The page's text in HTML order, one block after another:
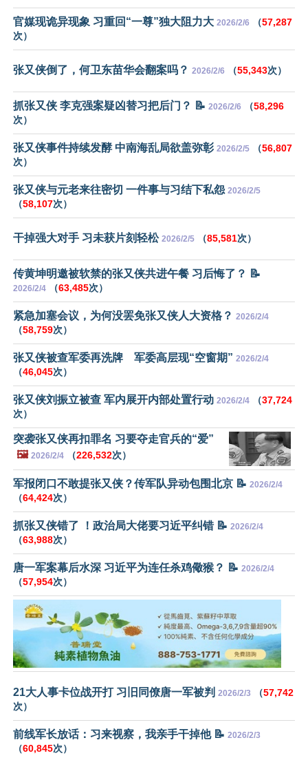
官媒现诡异现象 习重回“一尊”独大阻力大 2026/2/6 （57,287
次）
张又侠倒了，何卫东苗华会翻案吗？ 2026/2/6 （55,343次）
抓张又侠 李克强案疑凶替习把后门？ 📝 2026/2/6 （58,296
次）
张又侠事件持续发酵 中南海乱局欲盖弥彰 2026/2/5 （56,807
次）
张又侠与元老来往密切 一件事与习结下私怨 2026/2/5
（58,107次）
干掉强大对手 习未获片刻轻松 2026/2/5 （85,581次）
传黄坤明邀被软禁的张又侠共进午餐 习后悔了？ 📝
2026/2/4 （63,485次）
紧急加塞会议，为何没罢免张又侠人大资格？ 2026/2/4
（58,759次）
张又侠被查军委再洗牌 军委高层现“空窗期” 2026/2/4
（46,045次）
张又侠刘振立被查 军内展开内部处置行动 2026/2/4 （37,724
次）
突袭张又侠再扣罪名 习要夺走官兵的“爱”
🖼️ 2026/2/4 （226,532次）
军报闭口不敢提张又侠？传军队异动包围北京 📝 2026/2/4
（64,424次）
抓张又侠错了 ！政治局大佬要习近平纠错 📝 2026/2/4
（63,988次）
唐一军案幕后水深 习近平为连任杀鸡儆猴？ 📝 2026/2/4
（57,954次）
21大人事卡位战开打 习旧同僚唐一军被判 2026/2/3 （57,742
次）
前线军长放话：习来视察，我亲手干掉他 📝 2026/2/3
（60,845次）